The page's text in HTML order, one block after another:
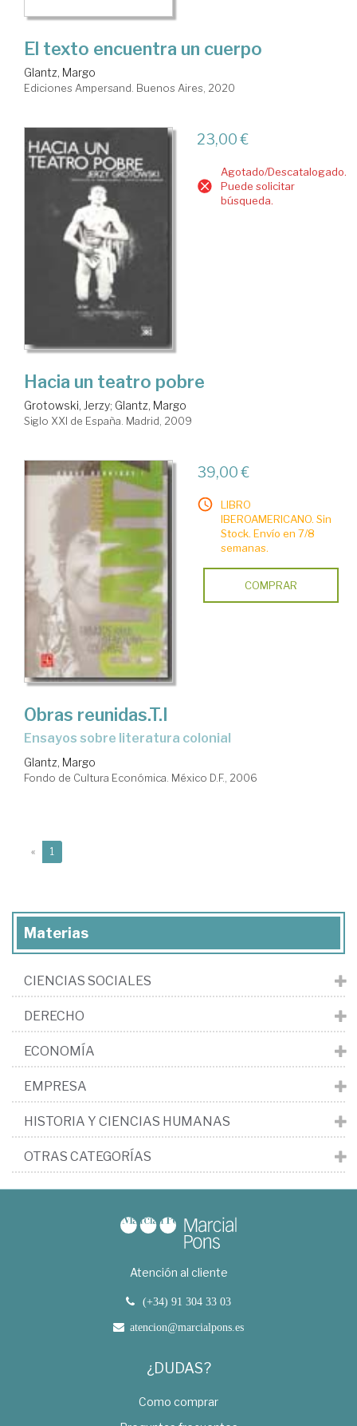
El texto encuentra un cuerpo
Glantz, Margo
Ediciones Ampersand. Buenos Aires, 2020
23,00 €
Agotado/Descatalogado.
Puede solicitar
búsqueda.
Hacia un teatro pobre
Grotowski, Jerzy; Glantz, Margo
Siglo XXI de España. Madrid, 2009
39,00 €
LIBRO
IBEROAMERICANO. Sin
Stock. Envío en 7/8
semanas.
COMPRAR
Obras reunidas.T.I
Ensayos sobre literatura colonial
Glantz, Margo
Fondo de Cultura Económica. México D.F., 2006
« 1
Materias
CIENCIAS SOCIALES
DERECHO
ECONOMÍA
EMPRESA
HISTORIA Y CIENCIAS HUMANAS
OTRAS CATEGORÍAS
Atención al cliente
(+34) 91 304 33 03
atencion@marcialpons.es
¿DUDAS?
Como comprar